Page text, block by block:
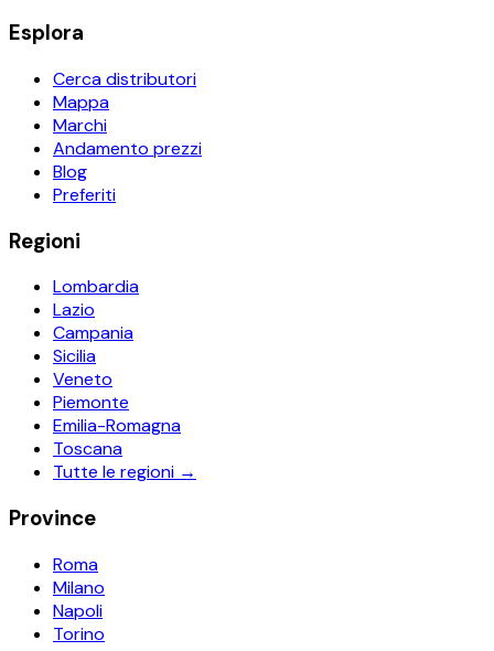
Esplora
Cerca distributori
Mappa
Marchi
Andamento prezzi
Blog
Preferiti
Regioni
Lombardia
Lazio
Campania
Sicilia
Veneto
Piemonte
Emilia-Romagna
Toscana
Tutte le regioni →
Province
Roma
Milano
Napoli
Torino